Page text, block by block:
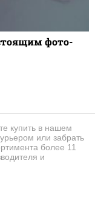
фото-
купить в нашем
или забрать
более 11
и